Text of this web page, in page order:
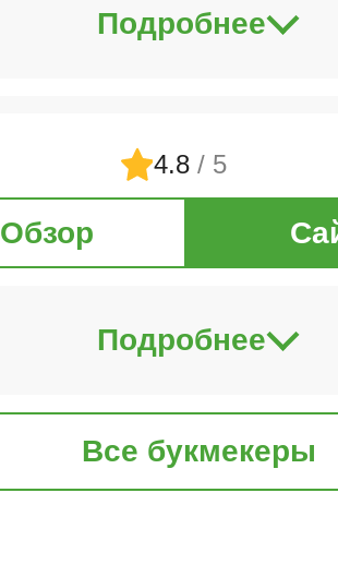
Подробнее
4.8 / 5
Обзор
Подробнее
Все букмекеры